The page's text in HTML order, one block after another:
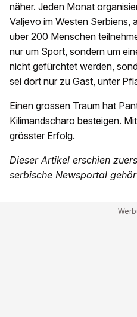
näher. Jeden Monat
Valjevo im Westen Serbiens,
über 200 Menschen
nur um Sport, sondern um
nicht gefürchtet werden,
sei dort nur zu Gast, unter
Einen grossen Traum hat
Kilimandscharo besteigen.
grösster Erfolg.
Dieser Artikel erschien
serbische Newsportal